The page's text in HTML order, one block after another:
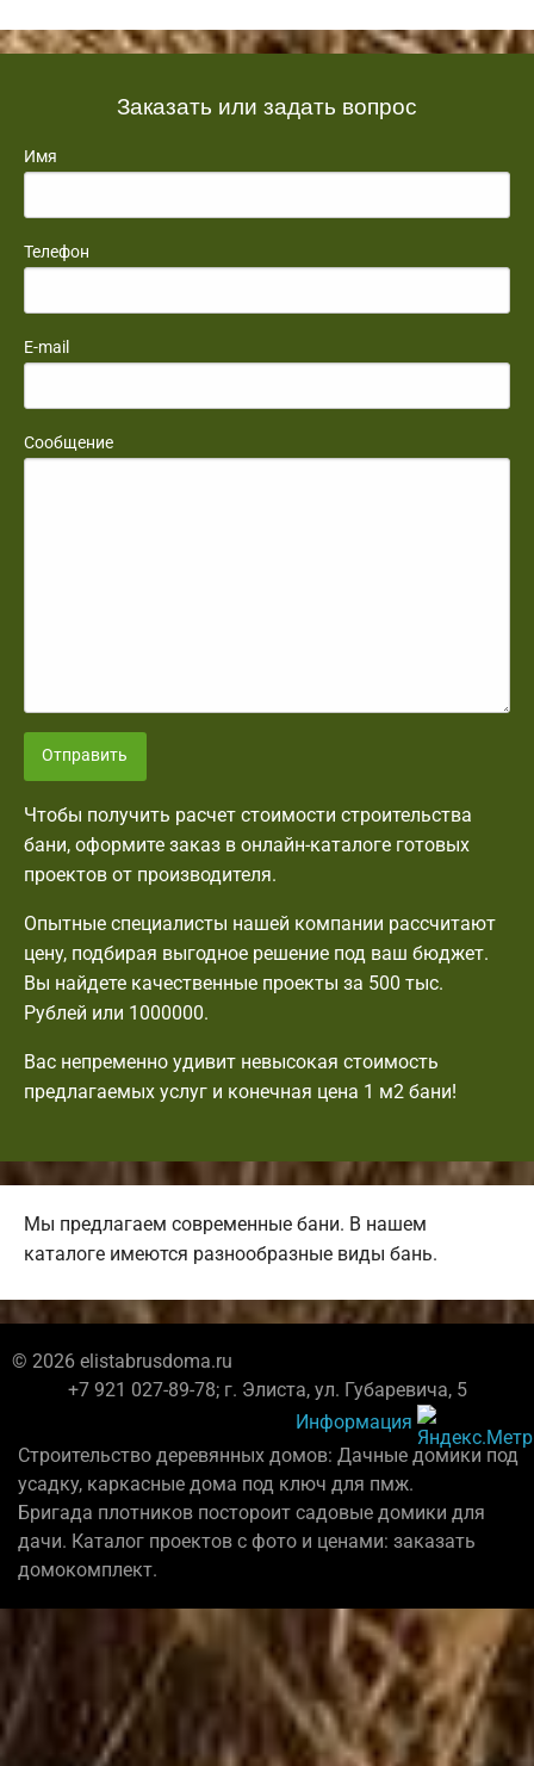
Заказать или задать вопрос
Имя
Телефон
E-mail
Сообщение
Отправить
Чтобы получить расчет стоимости строительства
бани, оформите заказ в онлайн-каталоге готовых
проектов от производителя.
Опытные специалисты нашей компании рассчитают
цену, подбирая выгодное решение под ваш бюджет.
Вы найдете качественные проекты за 500 тыс.
Рублей или 1000000.
Вас непременно удивит невысокая стоимость
предлагаемых услуг и конечная цена 1 м2 бани!
Мы предлагаем современные бани. В нашем
каталоге имеются разнообразные виды бань.
© 2026 elistabrusdoma.ru
+7 921 027-89-78; г. Элиста, ул. Губаревича, 5
Информация
Строительство деревянных домов: Дачные домики под
усадку, каркасные дома под ключ для пмж.
Бригада плотников постороит садовые домики для
дачи. Каталог проектов с фото и ценами: заказать
домокомплект.